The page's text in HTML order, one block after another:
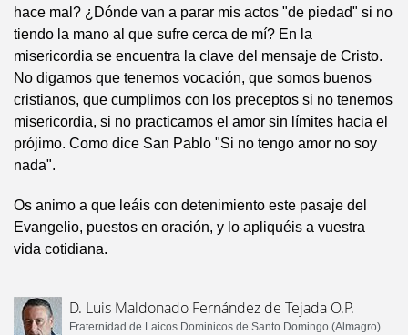
hace mal? ¿Dónde van a parar mis actos "de piedad" si no
tiendo la mano al que sufre cerca de mí? En la
misericordia se encuentra la clave del mensaje de Cristo.
No digamos que tenemos vocación, que somos buenos
cristianos, que cumplimos con los preceptos si no tenemos
misericordia, si no practicamos el amor sin límites hacia el
prójimo. Como dice San Pablo "Si no tengo amor no soy
nada".
Os animo a que leáis con detenimiento este pasaje del
Evangelio, puestos en oración, y lo apliquéis a vuestra
vida cotidiana.
D. Luis Maldonado Fernández de Tejada O.P.
Fraternidad de Laicos Dominicos de Santo Domingo (Almagro)